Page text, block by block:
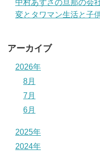
中村あずさの旦那の会
変とタワマン生活と子
アーカイブ
2026年
8月
7月
6月
2025年
2024年